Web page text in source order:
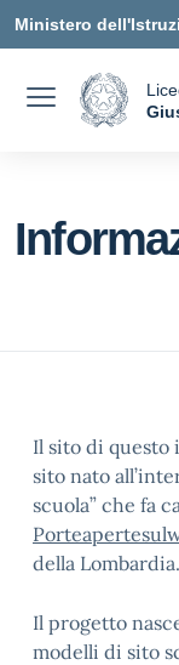
Ministero
Il sito di questo
sito nato
scuola” che fa
della Lombardia.
Il progetto
modelli di sito